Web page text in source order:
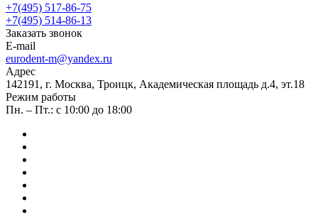
+7(495) 517-86-75
+7(495) 514-86-13
Заказать звонок
E-mail
eurodent-m@yandex.ru
Адрес
142191, г. Москва, Троицк, Академическая площадь д.4, эт.18
Режим работы
Пн. – Пт.: с 10:00 до 18:00